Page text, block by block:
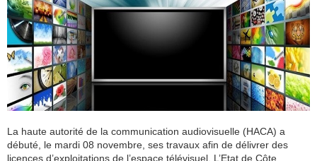
La haute autorité de la communication audiovisuelle (HACA) a
débuté, le mardi 08 novembre, ses travaux afin de délivrer des
licences d’exploitations de l’espace télévisuel. L’Etat de Côte